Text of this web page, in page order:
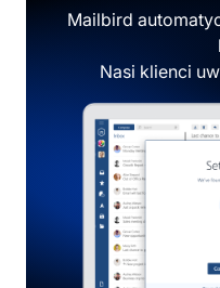
Mailbird
Nasi klienci